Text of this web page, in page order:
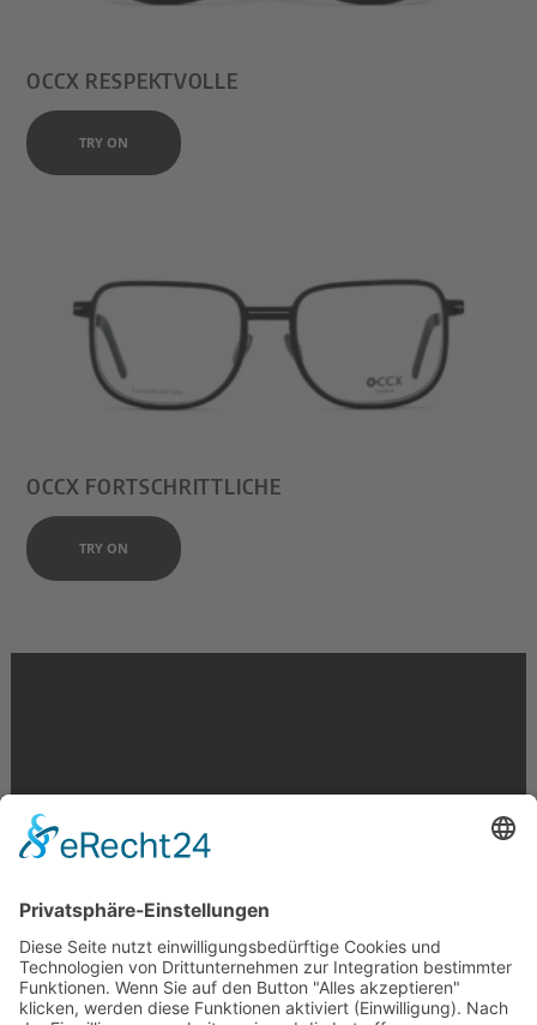
OCCX RESPEKTVOLLE
TRY ON
OCCX FORTSCHRITTLICHE
TRY ON